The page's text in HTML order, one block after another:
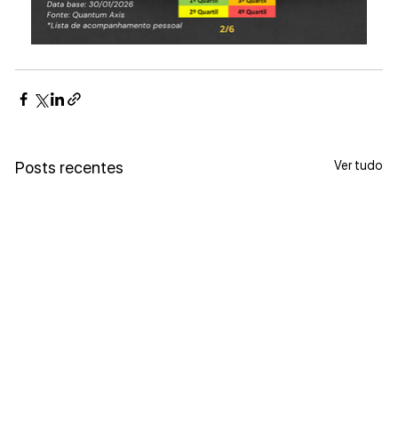
Posts recentes Ver tudo